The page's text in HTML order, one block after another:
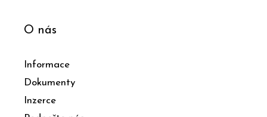
O nás
Informace
Dokumenty
Inzerce